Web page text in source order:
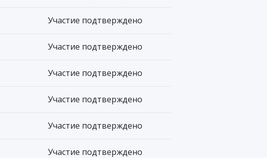
Участие подтверждено
Участие подтверждено
Участие подтверждено
Участие подтверждено
Участие подтверждено
Участие подтверждено